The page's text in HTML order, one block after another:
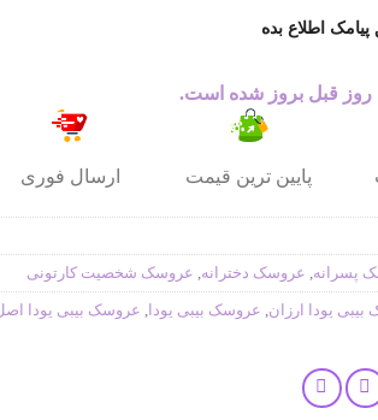
اطلاع بده
روز قبل بروز شده است.
پایین ترین قیمت ارسال فوری
پسرانه عروسک دخترانه عروسک شخصیت کارتونی
یودا ارزان عروسک بیبی یودا عروسک بیبی یودا